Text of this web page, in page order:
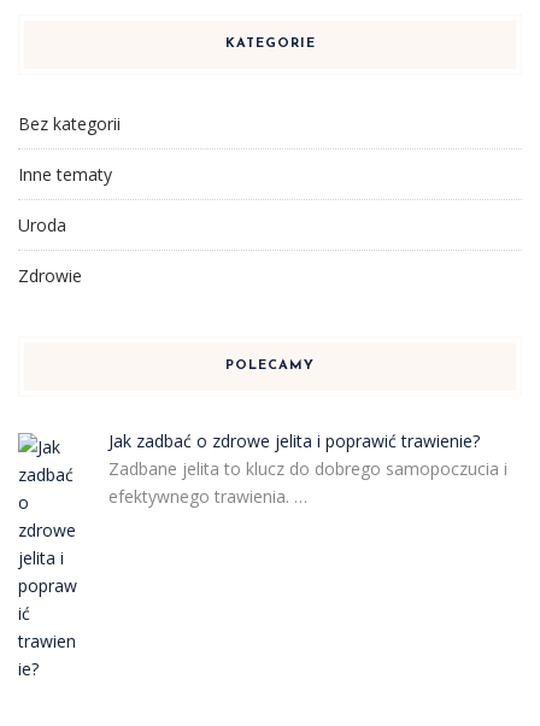
KATEGORIE
Bez kategorii
Inne tematy
Uroda
Zdrowie
POLECAMY
Jak zadbać o zdrowe jelita i poprawić trawienie?
Zadbane jelita to klucz do dobrego samopoczucia i
efektywnego trawienia. …